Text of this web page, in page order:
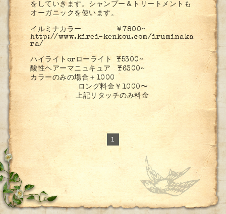
をしていきます。シャンプー＆トリートメントも
オーガニックを使います。
イルミナカラー ￥7800~
http://www.kirei-kenkou.com/iruminaka
ra/
ハイライトorローライト ¥5300~
酸性ヘアーマニュキュア ¥6300~
カラーのみの場合＋1000
ロング料金￥1000〜
上記リタッチのみ料金
1